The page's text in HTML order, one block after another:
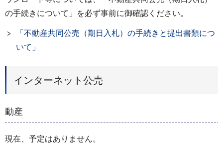
の手続きについて」を必ず事前に御確認ください。
「不動産共同公売（期日入札）の手続きと提出書類につ
いて」
インターネット公売
動産
現在、予定はありません。